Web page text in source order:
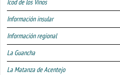
Icod de los Vinos
Información insular
Información regional
La Guancha
La Matanza de Acentejo